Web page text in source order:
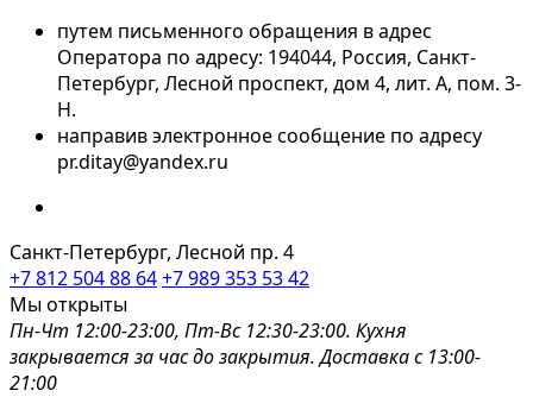
путем письменного обращения в адрес
Оператора по адресу: 194044, Россия, Санкт-
Петербург, Лесной проспект, дом 4, лит. А, пом. 3-
Н.
направив электронное сообщение по адресу
pr.ditay@yandex.ru
Санкт-Петербург, Лесной пр. 4
+7 812 504 88 64+7 989 353 53 42
Мы открыты
Пн-Чт 12:00-23:00, Пт-Вс 12:30-23:00. Кухня
закрывается за час до закрытия. Доставка с 13:00-
21:00